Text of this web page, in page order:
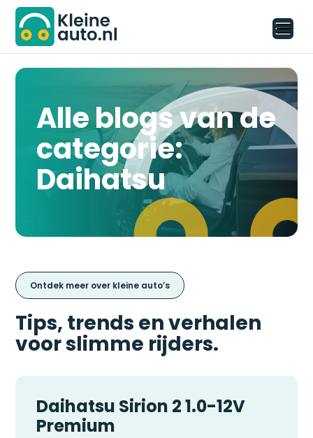
Alle blogs van de
categorie:
Daihatsu
Ontdek meer over kleine auto’s
Tips, trends en verhalen
voor slimme rijders.
Daihatsu Sirion 2 1.0-12V
Premium